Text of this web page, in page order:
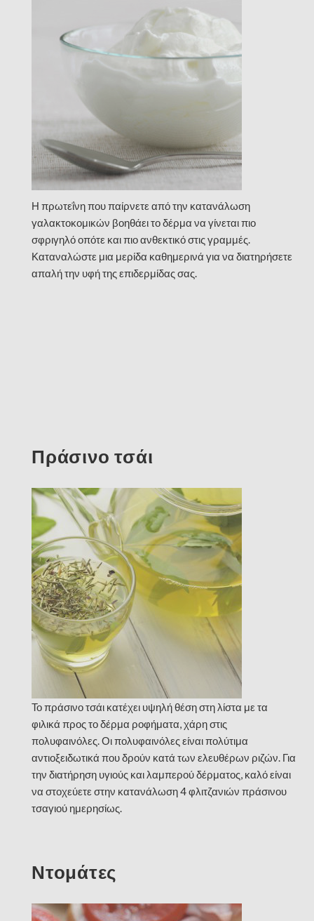
Η πρωτεΐνη που παίρνετε από την κατανάλωση
γαλακτοκομικών βοηθάει το δέρμα να γίνεται πιο
σφριγηλό οπότε και πιο ανθεκτικό στις γραμμές.
Καταναλώστε μια μερίδα καθημερινά για να διατηρήσετε
απαλή την υφή της επιδερμίδας σας.
Πράσινο τσάι
Το πράσινο τσάι κατέχει υψηλή θέση στη λίστα με τα
φιλικά προς το δέρμα ροφήματα, χάρη στις
πολυφαινόλες. Οι πολυφαινόλες είναι πολύτιμα
αντιοξειδωτικά που δρούν κατά των ελευθέρων ριζών. Για
την διατήρηση υγιούς και λαμπερού δέρματος, καλό είναι
να στοχεύετε στην κατανάλωση 4 φλιτζανιών πράσινου
τσαγιού ημερησίως.
Ντομάτες